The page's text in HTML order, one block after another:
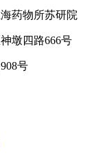
药物所苏研院
墩四路666号
号